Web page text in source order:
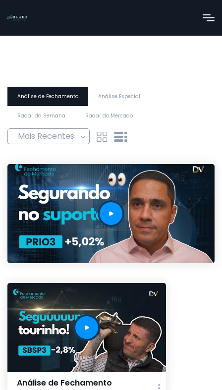
Análise de Fechamento Análise Especial
Radar da Semana Radar do Mercado
Análise de Fechamento